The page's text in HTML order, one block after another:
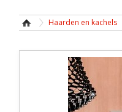
Haarden en kachels